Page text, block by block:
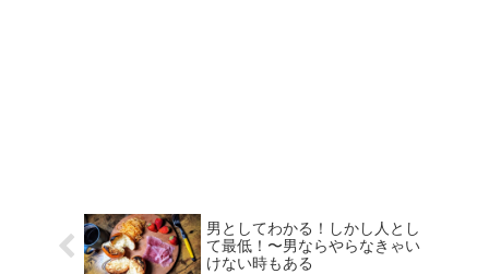
男としてわかる！しかし人とし
て最低！〜男ならやらなきゃい
けない時もある